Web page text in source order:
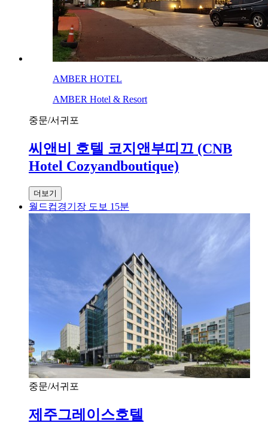
AMBER HOTEL
AMBER Hotel & Resort
중문/서귀포
씨앤비 호텔 코지앤부띠끄 (CNB
Hotel Cozyandboutique)
더보기
월드컵경기장 도보 15분
중문/서귀포
제주그레이스호텔